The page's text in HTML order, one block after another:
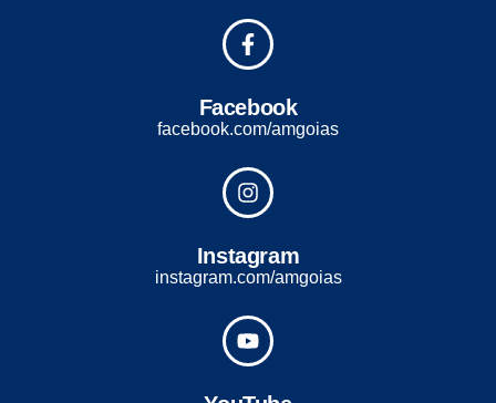
Facebook
facebook.com/amgoias
Instagram
instagram.com/amgoias